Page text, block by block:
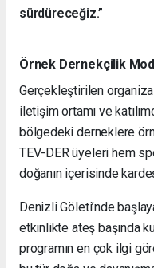
sürdüreceğiz.”
Örnek Dernekçilik
Gerçekleştirilen
iletişim ortamı ve
bölgedeki derneklere
TEV-DER üyeleri hem
doğanın içerisinde
Denizli Göleti’nde
etkinlikte ateş başında
programın en çok ilgi